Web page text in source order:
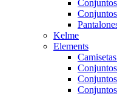
Kelme
Elements